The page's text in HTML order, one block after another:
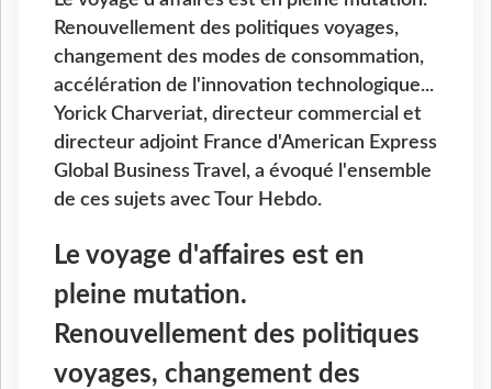
Renouvellement des politiques voyages,
changement des modes de consommation,
accélération de l'innovation technologique...
Yorick Charveriat, directeur commercial et
directeur adjoint France d'American Express
Global Business Travel, a évoqué l'ensemble
de ces sujets avec Tour Hebdo.
Le voyage d'affaires est en
pleine mutation.
Renouvellement des politiques
voyages, changement des